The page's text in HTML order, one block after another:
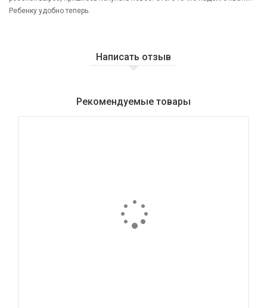
Ребенку удобно теперь.
Написать отзыв
Рекомендуемые товары